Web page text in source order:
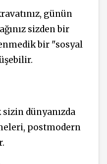
günün
sizden bir
bir "sosyal
dünyanızda
postmodern